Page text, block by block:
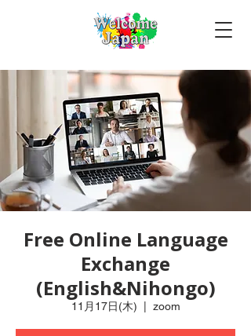
Free Online Language
Exchange
(English&Nihongo)
11月17日(木) zoom